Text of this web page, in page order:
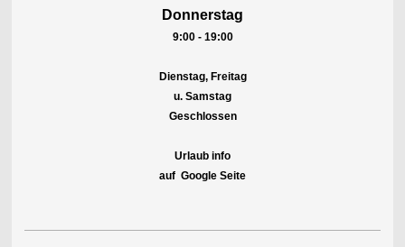
Donnerstag
9:00 - 19:00
Dienstag, Freitag
u. Samstag
Geschlossen
Urlaub info
auf Google Seite